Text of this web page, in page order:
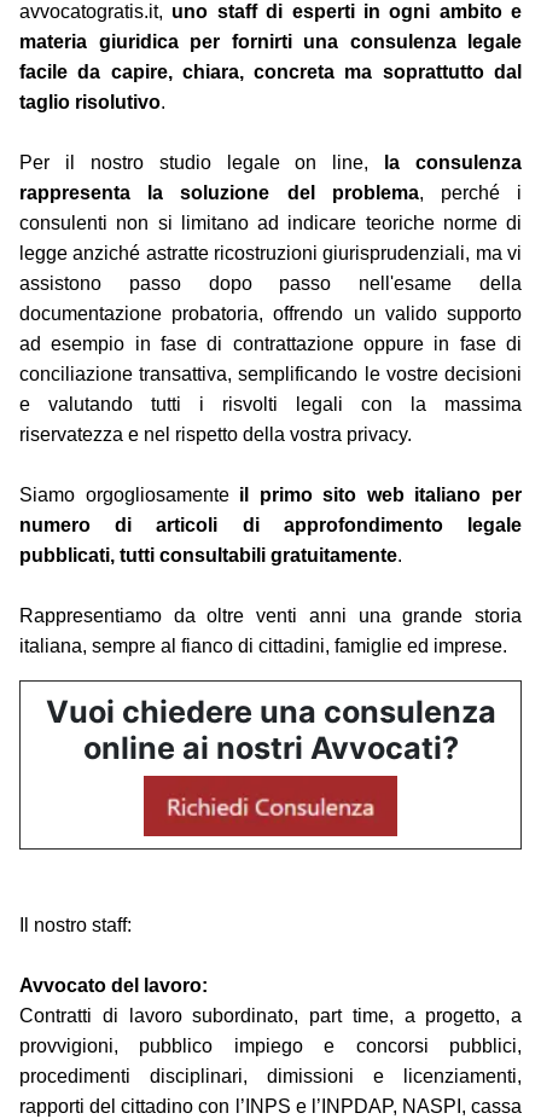
avvocatogratis.it, uno staff di esperti in ogni ambito e
materia giuridica per fornirti una consulenza legale
facile da capire, chiara, concreta ma soprattutto dal
taglio risolutivo.
Per il nostro studio legale on line,
la consulenza
rappresenta la soluzione del problema, perché i
consulenti non si limitano ad indicare teoriche norme di
legge anziché astratte ricostruzioni giurisprudenziali, ma vi
assistono passo dopo passo nell'esame della
documentazione probatoria, offrendo un valido supporto
ad esempio in fase di contrattazione oppure in fase di
conciliazione transattiva, semplificando le vostre decisioni
e valutando tutti i risvolti legali con la massima
riservatezza e nel rispetto della vostra privacy.
Siamo orgogliosamente il primo sito web italiano per
numero di articoli di approfondimento legale
pubblicati, tutti consultabili gratuitamente.
Rappresentiamo da oltre venti anni una grande storia
italiana, sempre al fianco di cittadini, famiglie ed imprese.
Vuoi chiedere una consulenza
online ai nostri Avvocati?
Il nostro staff:
Avvocato del lavoro:
Contratti di lavoro subordinato, part time, a progetto, a
provvigioni, pubblico impiego e concorsi pubblici,
procedimenti disciplinari, dimissioni e licenziamenti,
rapporti del cittadino con l’INPS e l’INPDAP, NASPI, cassa